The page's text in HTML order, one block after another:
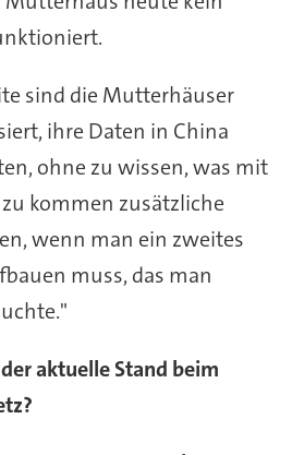
sind die Mutterhäuser
ihre Daten in China
ohne zu wissen, was mit
kommen zusätzliche
wenn man ein zweites
muss, das man
aktuelle Stand beim